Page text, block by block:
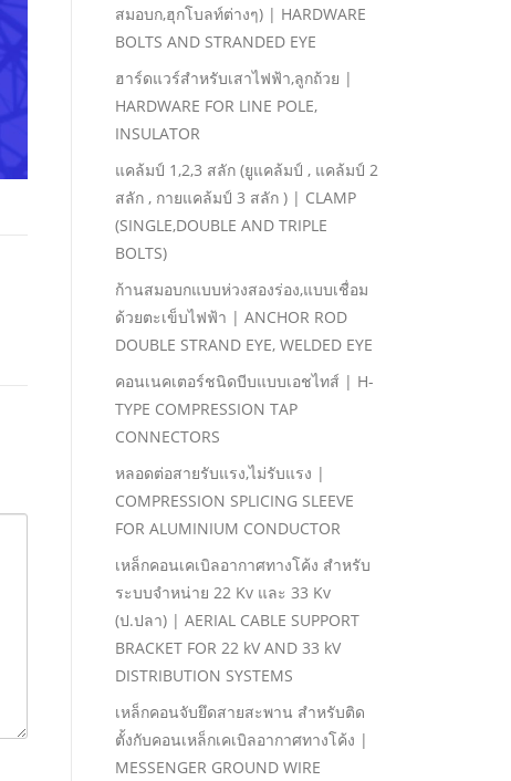
สมอบก,ฮุกโบลท์ต่างๆ) | HARDWARE
BOLTS AND STRANDED EYE
ฮาร์ดแวร์สําหรับเสาไฟฟ้า,ลูกถ้วย |
HARDWARE FOR LINE POLE,
INSULATOR
แคล้มป์ 1,2,3 สลัก (ยูแคล้มป์ , แคล้มป์ 2
สลัก , กายแคล้มป์ 3 สลัก ) | CLAMP
(SINGLE,DOUBLE AND TRIPLE
BOLTS)
ก้านสมอบกแบบห่วงสองร่อง,แบบเชื่อม
ด้วยตะเข็บไฟฟ้า | ANCHOR ROD
DOUBLE STRAND EYE, WELDED EYE
คอนเนคเตอร์ชนิดบีบแบบเอชไทส์ | H-
TYPE COMPRESSION TAP
CONNECTORS
หลอดต่อสายรับแรง,ไม่รับแรง |
COMPRESSION SPLICING SLEEVE
FOR ALUMINIUM CONDUCTOR
เหล็กคอนเคเบิลอากาศทางโค้ง สําหรับ
ระบบจําหน่าย 22 Kv และ 33 Kv
(ป.ปลา) | AERIAL CABLE SUPPORT
BRACKET FOR 22 kV AND 33 kV
DISTRIBUTION SYSTEMS
เหล็กคอนจับยึดสายสะพาน สําหรับติด
ตั้งกับคอนเหล็กเคเบิลอากาศทางโค้ง |
MESSENGER GROUND WIRE